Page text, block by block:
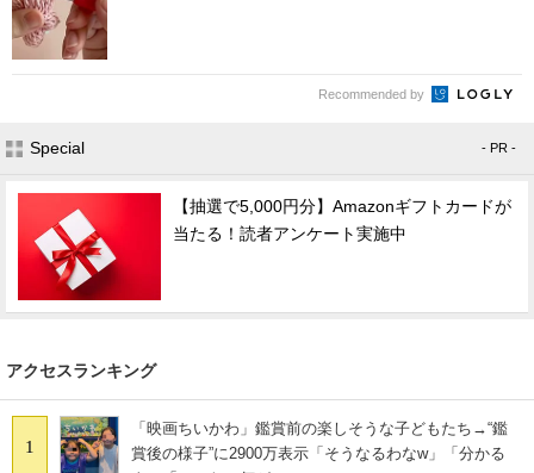
Recommended by
Special - PR -
【抽選で5,000円分】Amazonギフトカードが
当たる！読者アンケート実施中
アクセスランキング
1
「映画ちいかわ」鑑賞前の楽しそうな子どもたち→“鑑
賞後の様子”に2900万表示「そうなるわなw」「分かる